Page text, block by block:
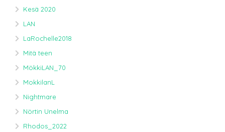
Kesä 2020
LAN
LaRochelle2018
Mitä teen
MökkiLAN_70
MokkilanL
Nightmare
Nörtin Unelma
Rhodos_2022